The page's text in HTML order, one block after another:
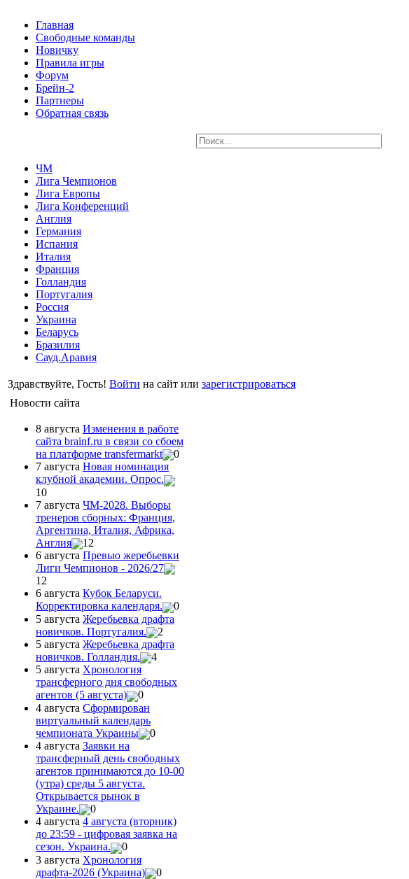
Главная
Свободные команды
Новичку
Правила игры
Форум
Брейн-2
Партнеры
Обратная связь
ЧМ
Лига Чемпионов
Лига Европы
Лига Конференций
Англия
Германия
Испания
Италия
Франция
Голландия
Португалия
Россия
Украина
Беларусь
Бразилия
Сауд.Аравия
Здравствуйте, Гость! Войти на сайт или зарегистрироваться
Новости сайта
8 августа Изменения в работе
сайта brainf.ru в связи со сбоем
на платформе transfermarkt
0
7 августа Новая номинация
клубной академии. Опрос.
10
7 августа ЧМ-2028. Выборы
тренеров сборных: Франция,
Аргентина, Италия, Африка,
Англия
12
6 августа Превью жеребьевки
Лиги Чемпионов - 2026/27
12
6 августа Кубок Беларуси.
Корректировка календаря.
0
5 августа Жеребьевка драфта
новичков. Португалия.
2
5 августа Жеребьевка драфта
новичков. Голландия.
4
5 августа Хронология
трансферного дня свободных
агентов (5 августа)
0
4 августа Сформирован
виртуальный календарь
чемпионата Украины
0
4 августа Заявки на
трансферный день свободных
агентов принимаются до 10-00
(утра) среды 5 августа.
Открывается рынок в
Украине.
0
4 августа 4 августа (вторник)
до 23:59 - цифровая заявка на
сезон. Украина.
0
3 августа Хронология
драфта-2026 (Украина)
0